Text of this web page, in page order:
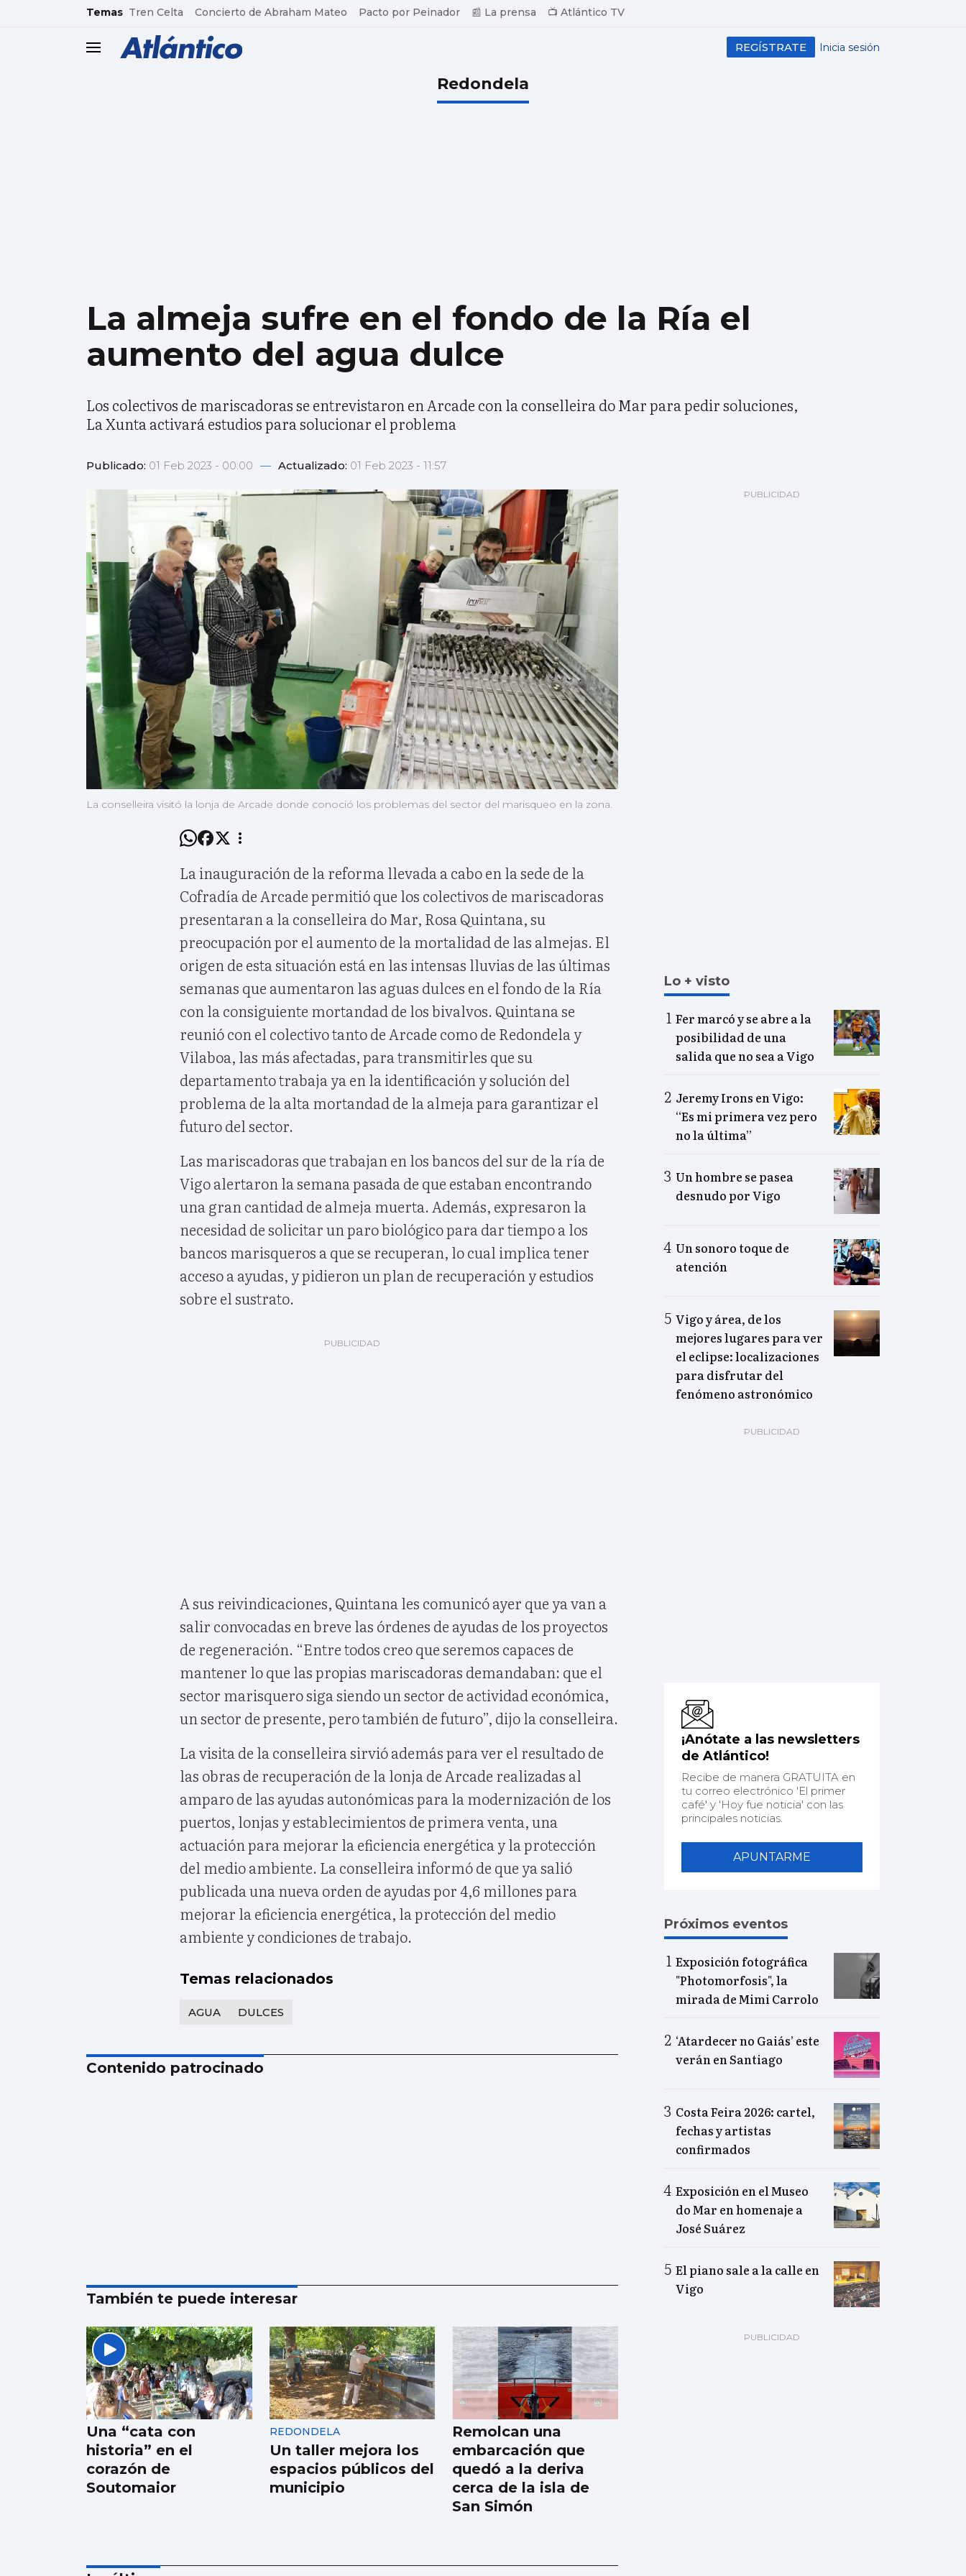
common.go-to-content
Temas Tren Celta Concierto de Abraham Mateo Pacto por Peinador 📰 La prensa 📺 Atlántico TV
header.menu.open Inicia sesión
REGÍSTRATE
Redondela
La almeja sufre en el fondo de la Ría el
aumento del agua dulce
Los colectivos de mariscadoras se entrevistaron en Arcade con la conselleira do Mar para pedir soluciones,
La Xunta activará estudios para solucionar el problema
Publicado: 01 Feb 2023 - 00:00 — Actualizado: 01 Feb 2023 - 11:57
La conselleira visitó la lonja de Arcade donde conoció los problemas del sector del marisqueo en la zona.
La inauguración de la reforma llevada a cabo en la sede de la
Cofradía de Arcade permitió que los colectivos de mariscadoras
presentaran a la conselleira do Mar, Rosa Quintana, su
preocupación por el aumento de la mortalidad de las almejas. El
origen de esta situación está en las intensas lluvias de las últimas
semanas que aumentaron las aguas dulces en el fondo de la Ría
con la consiguiente mortandad de los bivalvos. Quintana se
reunió con el colectivo tanto de Arcade como de Redondela y
Vilaboa, las más afectadas, para transmitirles que su
departamento trabaja ya en la identificación y solución del
problema de la alta mortandad de la almeja para garantizar el
futuro del sector.
Las mariscadoras que trabajan en los bancos del sur de la ría de
Vigo alertaron la semana pasada de que estaban encontrando
una gran cantidad de almeja muerta. Además, expresaron la
necesidad de solicitar un paro biológico para dar tiempo a los
bancos marisqueros a que se recuperan, lo cual implica tener
acceso a ayudas, y pidieron un plan de recuperación y estudios
sobre el sustrato.
A sus reivindicaciones, Quintana les comunicó ayer que ya van a
salir convocadas en breve las órdenes de ayudas de los proyectos
de regeneración. “Entre todos creo que seremos capaces de
mantener lo que las propias mariscadoras demandaban: que el
sector marisquero siga siendo un sector de actividad económica,
un sector de presente, pero también de futuro”, dijo la conselleira.
La visita de la conselleira sirvió además para ver el resultado de
las obras de recuperación de la lonja de Arcade realizadas al
amparo de las ayudas autonómicas para la modernización de los
puertos, lonjas y establecimientos de primera venta, una
actuación para mejorar la eficiencia energética y la protección
del medio ambiente. La conselleira informó de que ya salió
publicada una nueva orden de ayudas por 4,6 millones para
mejorar la eficiencia energética, la protección del medio
ambiente y condiciones de trabajo.
Temas relacionados
AGUA DULCES
Contenido patrocinado
También te puede interesar
Una “cata con
historia” en el
corazón de
Soutomaior
REDONDELA
Un taller mejora los
espacios públicos del
municipio
Remolcan una
embarcación que
quedó a la deriva
cerca de la isla de
San Simón
Lo + visto
Fer marcó y se abre a la
posibilidad de una
salida que no sea a Vigo
Jeremy Irons en Vigo:
“Es mi primera vez pero
no la última”
Un hombre se pasea
desnudo por Vigo
Un sonoro toque de
atención
Vigo y área, de los
mejores lugares para ver
el eclipse: localizaciones
para disfrutar del
fenómeno astronómico
¡Anótate a las newsletters
de Atlántico!
Recibe de manera GRATUITA en
tu correo electrónico 'El primer
café' y 'Hoy fue noticia' con las
principales noticias.
APUNTARME
Próximos eventos
Exposición fotográfica
"Photomorfosis", la
mirada de Mimi Carrolo
‘Atardecer no Gaiás’ este
verán en Santiago
Costa Feira 2026: cartel,
fechas y artistas
confirmados
Exposición en el Museo
do Mar en homenaje a
José Suárez
El piano sale a la calle en
Vigo